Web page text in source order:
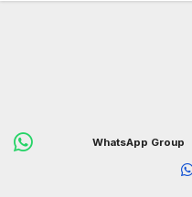
WhatsApp Group